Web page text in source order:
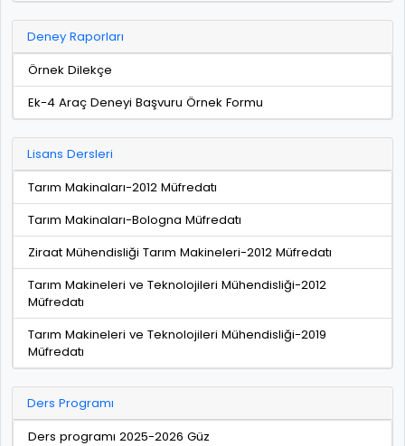
Deney Raporları
Örnek Dilekçe
Ek-4 Araç Deneyi Başvuru Örnek Formu
Lisans Dersleri
Tarım Makinaları-2012 Müfredatı
Tarım Makinaları-Bologna Müfredatı
Ziraat Mühendisliği Tarım Makineleri-2012 Müfredatı
Tarım Makineleri ve Teknolojileri Mühendisliği-2012
Müfredatı
Tarım Makineleri ve Teknolojileri Mühendisliği-2019
Müfredatı
Ders Programı
Ders programı 2025-2026 Güz